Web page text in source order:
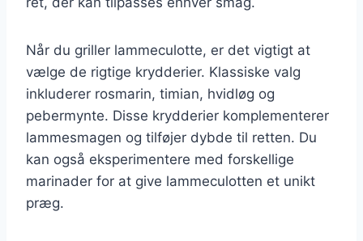
Når du griller lammeculotte, er det vigtigt at
vælge de rigtige krydderier. Klassiske valg
inkluderer rosmarin, timian, hvidløg og
pebermynte. Disse krydderier komplementerer
lammesmagen og tilføjer dybde til retten. Du
kan også eksperimentere med forskellige
marinader for at give lammeculotten et unikt
præg.